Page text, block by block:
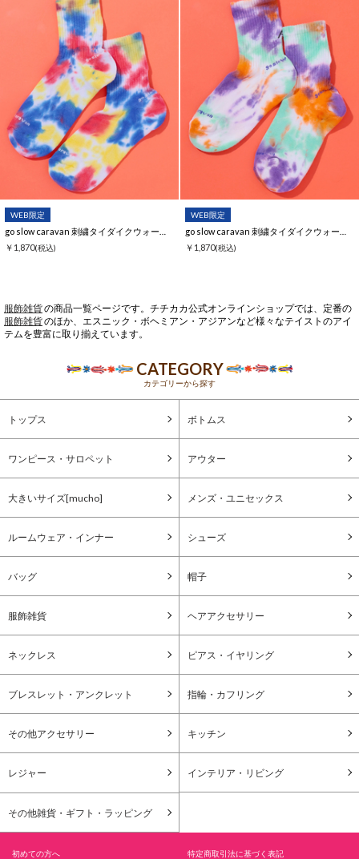
WEB限定
￥1,870(税込)
WEB限定
￥1,870(税込)
服飾雑貨の商品一覧ページです。チチカカ公式オンラインショップでは、定番の
服飾雑貨のほか、エスニック・ボヘミアン・アジアンなど様々なテイストのアイ
テムを豊富に取り揃えています。
CATEGORY
カテゴリーから探す
トップス ボトムス
ワンピース・サロペット アウター
大きいサイズ[mucho] メンズ・ユニセックス
ルームウェア・インナー シューズ
バッグ 帽子
服飾雑貨 ヘアアクセサリー
ネックレス ピアス・イヤリング
ブレスレット・アンクレット 指輪・カフリング
その他アクセサリー キッチン
レジャー インテリア・リビング
その他雑貨・ギフト・ラッピング
初めての方へ 特定商取引法に基づく表記